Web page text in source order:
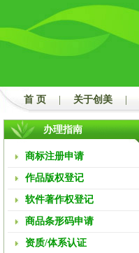
首 页 关于创美
办理指南
商标注册申请
作品版权登记
软件著作权登记
商品条形码申请
资质/体系认证